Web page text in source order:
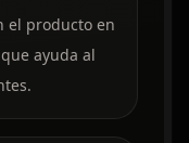
el producto en
ayuda al